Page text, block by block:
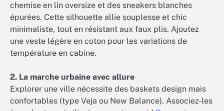
chemise en lin oversize et des sneakers blanches
épurées. Cette silhouette allie souplesse et chic
minimaliste, tout en résistant aux faux plis. Ajoutez
une veste légère en coton pour les variations de
température en cabine.
2. La marche urbaine avec allure
Explorer une ville nécessite des baskets design mais
confortables (type Veja ou New Balance). Associez-les